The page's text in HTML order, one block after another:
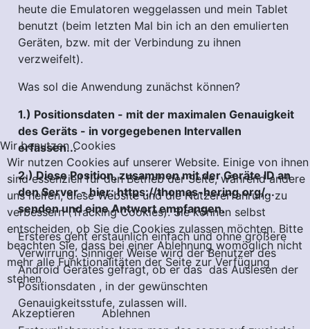
heute die Emulatoren weggelassen und mein Tablet
benutzt (beim letzten Mal bin ich an den emulierten
Geräten, bzw. mit der Verbindung zu ihnen
verzweifelt).
Was sol die Anwendung zunächst können?
1.) Positionsdaten - mit der maximalen Genauigkeit
des Geräts - in vorgegebenen Intervallen
erfassen...
2.) Diese Position, zusammen mit der Geräte ID an
den Server - hier: https://thomas-hering.org/...
senden und eine Antwort empfangen.
Ersteres geht erstaunlich einfach und ohne größere
Verwirrung. Sinniger Weise wird der Benutzer des
Android Gerätes gefragt, ob er das das Auslesen der
Positionsdaten , in der gewünschten
Genauigkeitsstufe, zulassen will.
Wir benutzen Cookies
Wir nutzen Cookies auf unserer Website. Einige von ihnen
sind essenziell für den Betrieb der Seite, während andere
uns helfen, diese Website und die Nutzererfahrung zu
verbessern (Tracking Cookies). Sie können selbst
entscheiden, ob Sie die Cookies zulassen möchten. Bitte
beachten Sie, dass bei einer Ablehnung womöglich nicht
mehr alle Funktionalitäten der Seite zur Verfügung
stehen.
Akzeptieren Ablehnen